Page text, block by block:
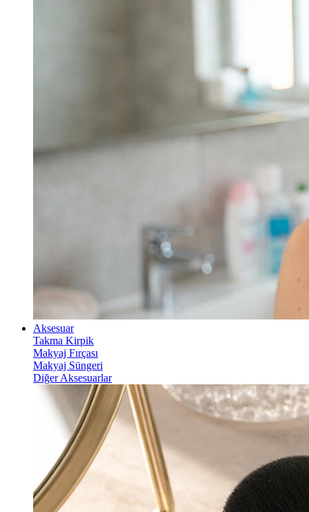
Aksesuar
Takma Kirpik
Makyaj Fırçası
Makyaj Süngeri
Diğer Aksesuarlar